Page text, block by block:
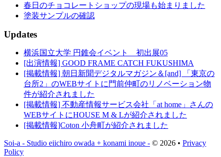
春日のチョコレートショップの現場も始まりました
塗装サンプルの確認
Updates
横浜国立大学 円錐会イベント 初出展05
[出演情報] GOOD FRAME CATCH FUKUSHIMA
[掲載情報] 朝日新聞デジタルマガジン＆[and] 「東京の
台所2」のWEBサイトに門前仲町のリノベーション物
件が紹介されました
[掲載情報] 不動産情報サービス会社「at home」さんの
WEBサイトにHOUSE M & Lが紹介されました
[掲載情報]Coton 小舟町が紹介されました
Soi-a - Studio eiichiro owada + konami inoue - © 2026 • Privacy
Policy